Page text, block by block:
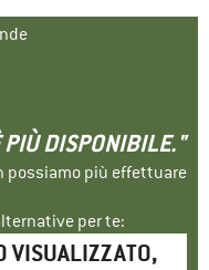
PIÙ DISPONIBILE."
possiamo più effettuare
per te:
VISUALIZZATO,